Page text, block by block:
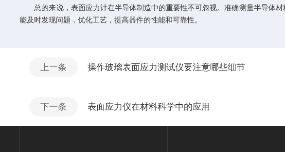
总的来说，表面应力计在半导体制造中的重要性不可忽视。准确测量半导体材
能及时发现问题，优化工艺，提高器件的性能和可靠性。
上一条 操作玻璃表面应力测试仪要注意哪些细节
下一条 表面应力仪在材料科学中的应用